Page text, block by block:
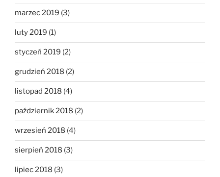
marzec 2019 (3)
luty 2019 (1)
styczeń 2019 (2)
grudzień 2018 (2)
listopad 2018 (4)
październik 2018 (2)
wrzesień 2018 (4)
sierpień 2018 (3)
lipiec 2018 (3)